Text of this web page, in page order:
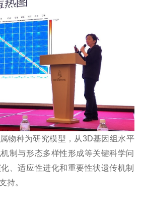
物种为研究模型，从3D基因组水平
制与形态多样性形成等关键科学问
、适应性进化和重要性状遗传机制
持。